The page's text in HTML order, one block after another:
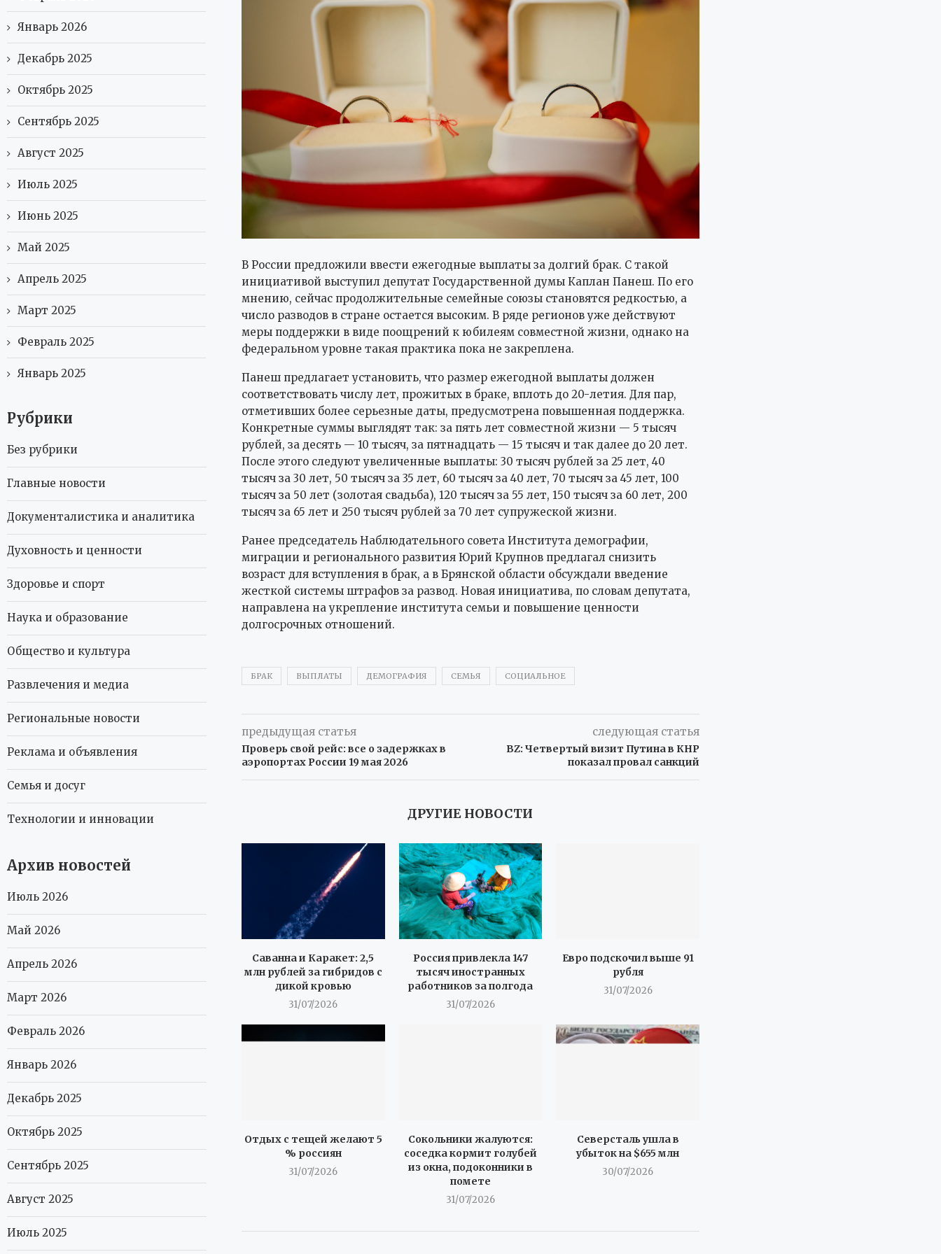
В России предложили ввести ежегодные выплаты за долгий брак. С такой
инициативой выступил депутат Государственной думы Каплан Панеш. По его
мнению, сейчас продолжительные семейные союзы становятся редкостью, а
число разводов в стране остается высоким. В ряде регионов уже действуют
меры поддержки в виде поощрений к юбилеям совместной жизни, однако на
федеральном уровне такая практика пока не закреплена.
Панеш предлагает установить, что размер ежегодной выплаты должен
соответствовать числу лет, прожитых в браке, вплоть до 20-летия. Для пар,
отметивших более серьезные даты, предусмотрена повышенная поддержка.
Конкретные суммы выглядят так: за пять лет совместной жизни — 5 тысяч
рублей, за десять — 10 тысяч, за пятнадцать — 15 тысяч и так далее до 20 лет.
После этого следуют увеличенные выплаты: 30 тысяч рублей за 25 лет, 40
тысяч за 30 лет, 50 тысяч за 35 лет, 60 тысяч за 40 лет, 70 тысяч за 45 лет, 100
тысяч за 50 лет (золотая свадьба), 120 тысяч за 55 лет, 150 тысяч за 60 лет, 200
тысяч за 65 лет и 250 тысяч рублей за 70 лет супружеской жизни.
Ранее председатель Наблюдательного совета Института демографии,
миграции и регионального развития Юрий Крупнов предлагал снизить
возраст для вступления в брак, а в Брянской области обсуждали введение
жесткой системы штрафов за развод. Новая инициатива, по словам депутата,
направлена на укрепление института семьи и повышение ценности
долгосрочных отношений.
БРАК ВЫПЛАТЫ ДЕМОГРАФИЯ СЕМЬЯ СОЦИАЛЬНОЕ
предыдущая статья
Проверь свой рейс: все о задержках в
аэропортах России 19 мая 2026
следующая статья
BZ: Четвертый визит Путина в КНР
показал провал санкций
ДРУГИЕ НОВОСТИ
Саванна и Каракет: 2,5
млн рублей за гибридов с
дикой кровью
31/07/2026
Россия привлекла 147
тысяч иностранных
работников за полгода
31/07/2026
Евро подскочил выше 91
рубля
31/07/2026
Отдых с тещей желают 5
% россиян
31/07/2026
Сокольники жалуются:
соседка кормит голубей
из окна, подоконники в
помете
31/07/2026
Северсталь ушла в
убыток на $655 млн
30/07/2026
Январь 2026
Декабрь 2025
Октябрь 2025
Сентябрь 2025
Август 2025
Июль 2025
Июнь 2025
Май 2025
Апрель 2025
Март 2025
Февраль 2025
Январь 2025
Рубрики
Без рубрики
Главные новости
Документалистика и аналитика
Духовность и ценности
Здоровье и спорт
Наука и образование
Общество и культура
Развлечения и медиа
Региональные новости
Реклама и объявления
Семья и досуг
Технологии и инновации
Архив новостей
Июль 2026
Май 2026
Апрель 2026
Март 2026
Февраль 2026
Январь 2026
Декабрь 2025
Октябрь 2025
Сентябрь 2025
Август 2025
Июль 2025